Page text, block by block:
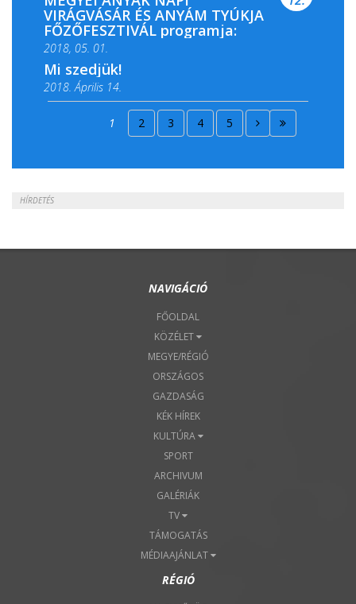
VIRÁGVÁSÁR ÉS ANYÁM TYÚKJA
FŐZŐFESZTIVÁL programja:
2018, 05. 01.
Mi szedjük!
2018. Április 14.
2018. Április 15.
1 2 3 4 5
HÍRDETÉS
NAVIGÁCIÓ
FŐOLDAL
KÖZÉLET
MEGYE/RÉGIÓ
ORSZÁGOS
GAZDASÁG
KÉK HÍREK
KULTÚRA
SPORT
ARCHIVUM
GALÉRIÁK
TV
TÁMOGATÁS
MÉDIAAJÁNLAT
RÉGIÓ